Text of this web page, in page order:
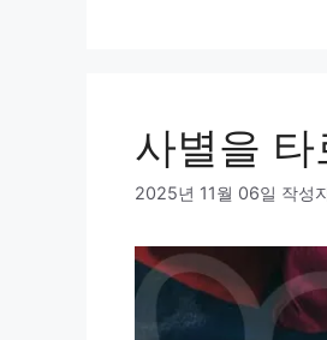
사별을
2025년 11월 06일 작성